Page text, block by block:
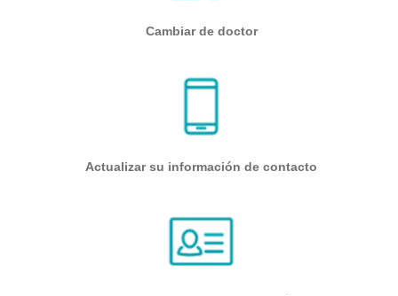
Cambiar de doctor
Actualizar su información de contacto